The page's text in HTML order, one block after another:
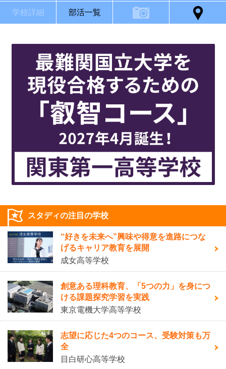
学校詳細 部活一覧
スタディの注目の学校
“好きを未来へ”興味や得意を進路につな
げるキャリア教育を展開
成女高等学校
創意ある理科教育、「5つの力」を身につ
ける課題探究学習を実践
東京電機大学高等学校
志望に応じた4つのコース、受験対策も万
全
目白研心高等学校